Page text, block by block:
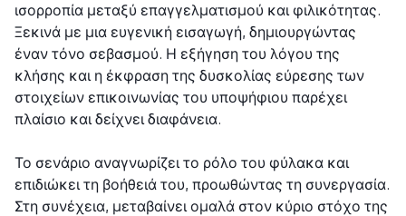
ισορροπία μεταξύ επαγγελματισμού και φιλικότητας.
Ξεκινά με μια ευγενική εισαγωγή, δημιουργώντας
έναν τόνο σεβασμού. Η εξήγηση του λόγου της
κλήσης και η έκφραση της δυσκολίας εύρεσης των
στοιχείων επικοινωνίας του υποψήφιου παρέχει
πλαίσιο και δείχνει διαφάνεια.
Το σενάριο αναγνωρίζει το ρόλο του φύλακα και
επιδιώκει τη βοήθειά του, προωθώντας τη συνεργασία.
Στη συνέχεια, μεταβαίνει ομαλά στον κύριο στόχο της